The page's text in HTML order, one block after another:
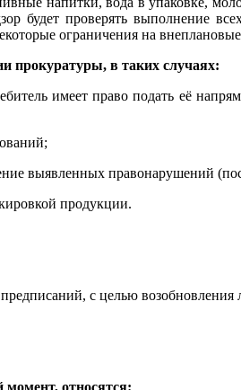
будет проверять выполнение
ограничения на
прокуратуры, в таких случаях:
имеет право подать её
выявленных правонарушений
продукции.
с целью возобновления
относятся: